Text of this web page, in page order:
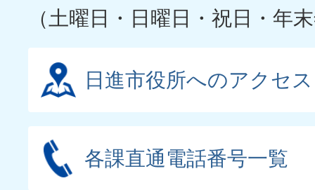
（土曜日・日曜日・祝日・年
日進市役所へのアクセス
各課直通電話番号一覧